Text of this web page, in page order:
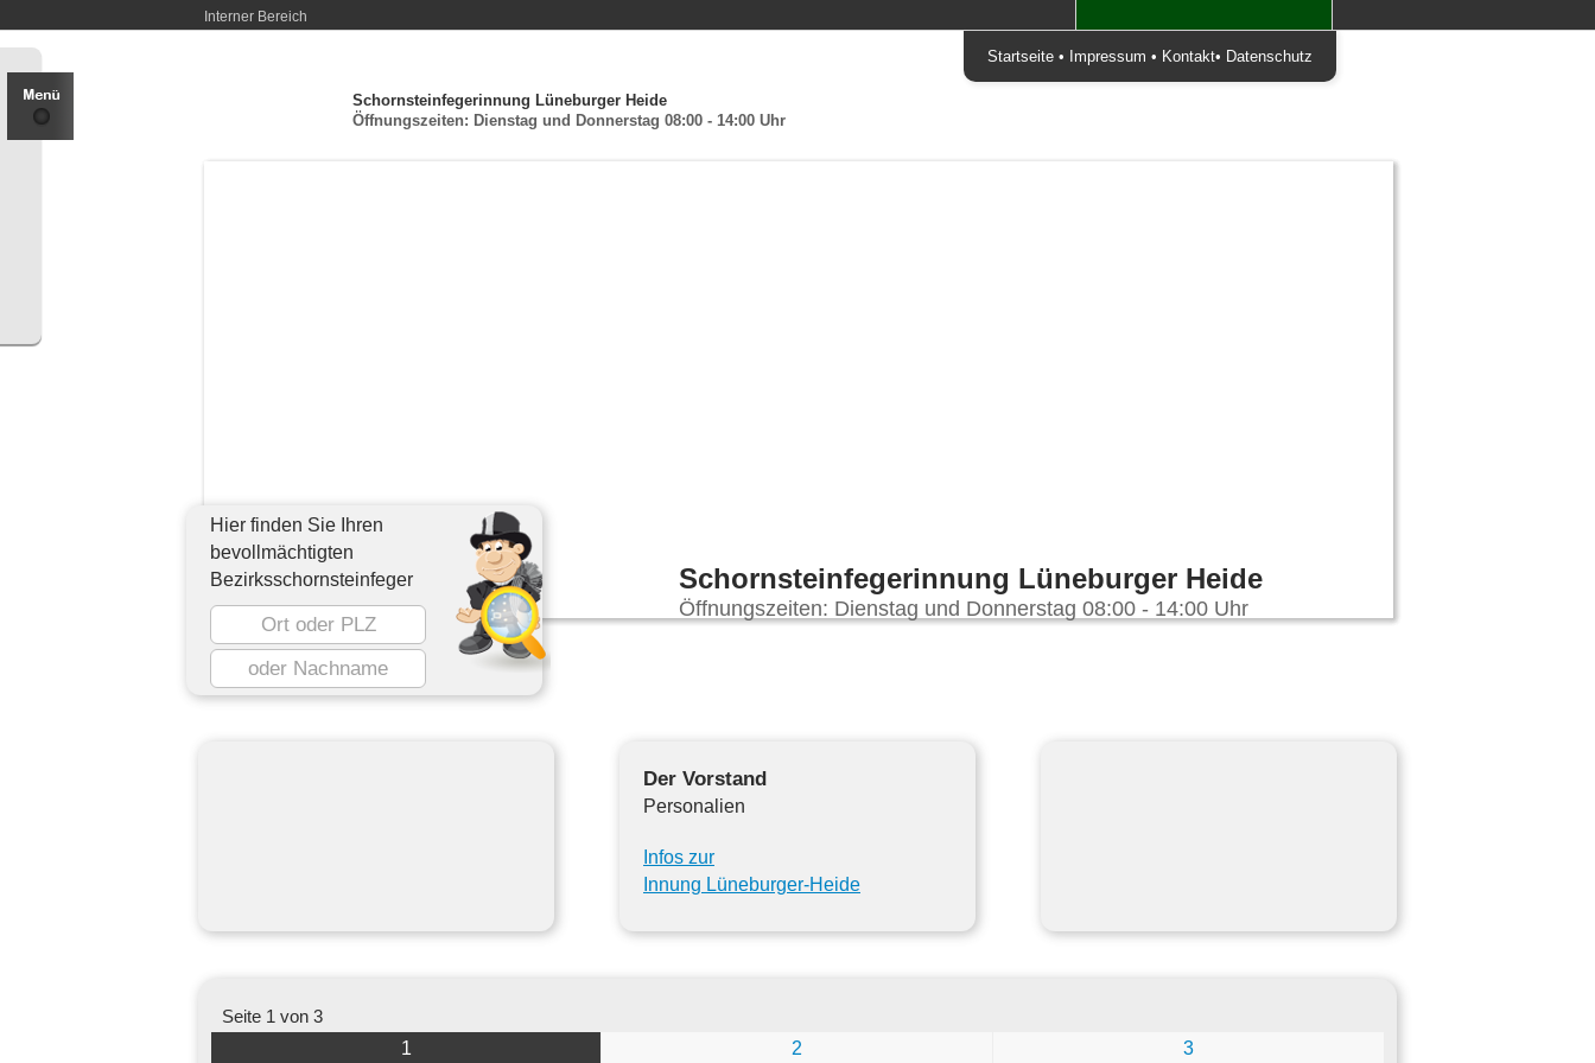
Interner Bereich
Hier finden Sie Ihren
bevollmächtigten
Bezirksschornsteinfeger
Startseite • Impressum • Kontakt• Datenschutz
Schornsteinfegerinnung Lüneburger Heide
Öffnungszeiten: Dienstag und Donnerstag 08:00 - 14:00 Uhr
Schornsteinfegerinnung Lüneburger Heide
Öffnungszeiten: Dienstag und Donnerstag 08:00 - 14:00 Uhr
Der Vorstand
Personalien
Infos zur
Innung Lüneburger-Heide
Seite 1 von 3
1 2 3